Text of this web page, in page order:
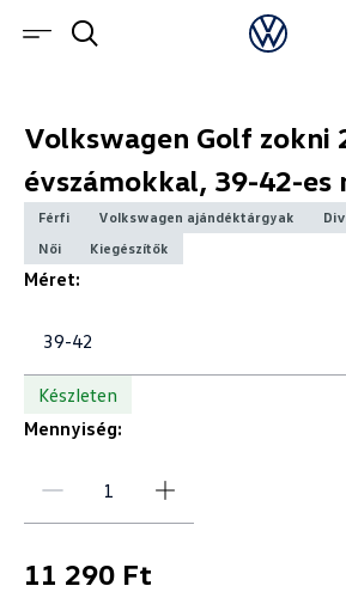
Volkswagen Golf zokni
évszámokkal, 39-42-es
Férfi Volkswagen ajándéktárgyak
Női
Kiegészítők
Méret:
39-42
Készleten
Mennyiség:
11 290 Ft